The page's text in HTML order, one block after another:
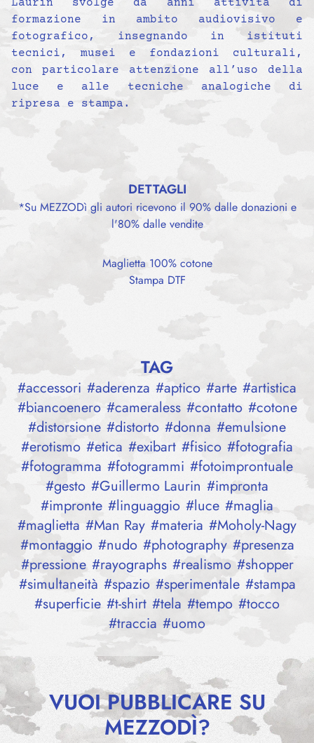
Laurin svolge da anni attività di
formazione in ambito audiovisivo e
fotografico, insegnando in istituti
tecnici, musei e fondazioni culturali,
con particolare attenzione all’uso della
luce e alle tecniche analogiche di
ripresa e stampa.
DETTAGLI
*Su MEZZODì gli autori ricevono il 90% dalle donazioni e
l'80% dalle vendite
Maglietta 100% cotone
Stampa DTF
TAG
#accessori #aderenza #aptico #arte #artistica
#biancoenero #cameraless #contatto #cotone
#distorsione #distorto #donna #emulsione
#erotismo #etica #exibart #fisico #fotografia
#fotogramma #fotogrammi #fotoimprontuale
#gesto #Guillermo Laurin #impronta
#impronte #linguaggio #luce #maglia
#maglietta #Man Ray #materia #Moholy-Nagy
#montaggio #nudo #photography #presenza
#pressione #rayographs #realismo #shopper
#simultaneità #spazio #sperimentale #stampa
#superficie #t-shirt #tela #tempo #tocco
#traccia #uomo
VUOI PUBBLICARE SU
MEZZODÌ?